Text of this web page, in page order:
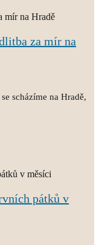
za mír na
scházíme na Hradě,
pátků v